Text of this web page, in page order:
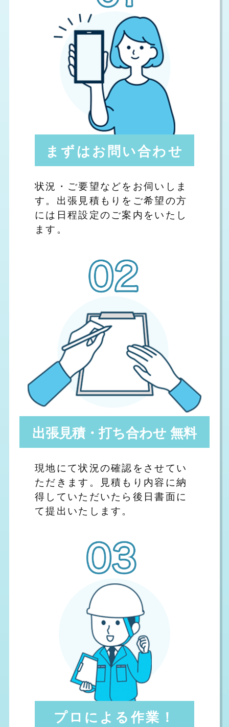
まずはお問い合わせ
状況・ご要望などをお伺いしま
す。出張見積もりをご希望の方
には日程設定のご案内をいたし
ます。
出張見積・打ち合わせ 無料
現地にて状況の確認をさせてい
ただきます。見積もり内容に納
得していただいたら後日書面に
て提出いたします。
プロによる作業！